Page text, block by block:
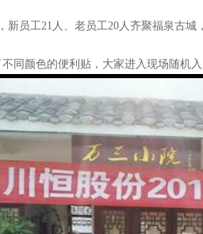
员工21人、老员工20人齐聚福泉古城
同颜色的便利贴，大家进入现场随机